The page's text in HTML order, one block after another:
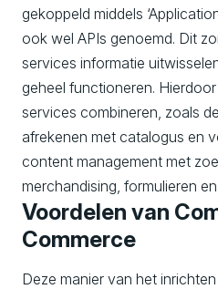
gekoppeld middels
ook wel APIs genoemd. Dit
services informatie
geheel functioneren.
services combineren, zoals
afrekenen met catalogus en
content management met
merchandising, formulieren
Voordelen van
Commerce
Deze manier van het